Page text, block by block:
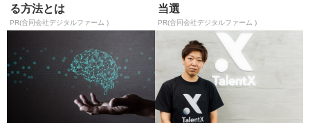
る方法とは
PR(合同会社デジタルファーム )
当選
PR(合同会社デジタルファーム )